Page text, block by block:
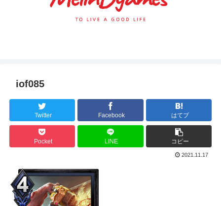
iof085
Twitter Facebook はてブ
Pocket LINE コピー
2021.11.17